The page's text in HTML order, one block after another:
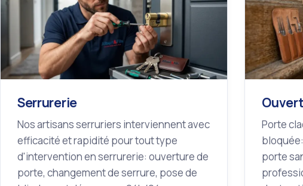
Serrurerie
Nos artisans serruriers interviennent avec
efficacité et rapidité pour tout type
d'intervention en serrurerie: ouverture de
porte, changement de serrure, pose de
Porte
porte